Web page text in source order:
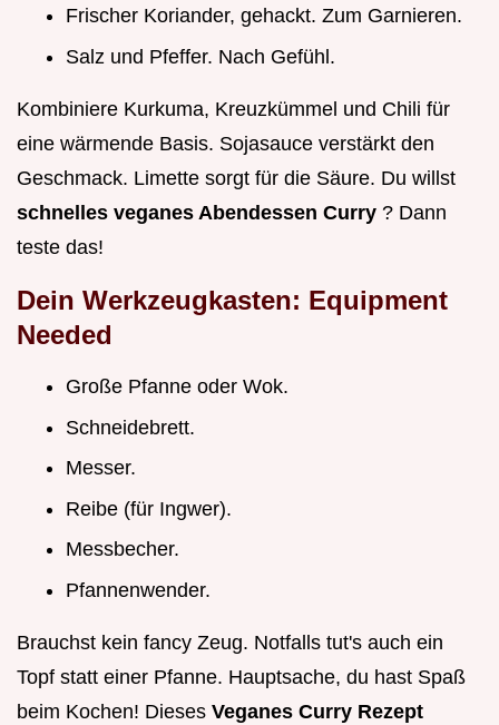
Frischer Koriander, gehackt. Zum Garnieren.
Salz und Pfeffer. Nach Gefühl.
Kombiniere Kurkuma, Kreuzkümmel und Chili für
eine wärmende Basis. Sojasauce verstärkt den
Geschmack. Limette sorgt für die Säure. Du willst
schnelles veganes Abendessen Curry ? Dann
teste das!
Dein Werkzeugkasten: Equipment
Needed
Große Pfanne oder Wok.
Schneidebrett.
Messer.
Reibe (für Ingwer).
Messbecher.
Pfannenwender.
Brauchst kein fancy Zeug. Notfalls tut's auch ein
Topf statt einer Pfanne. Hauptsache, du hast Spaß
beim Kochen! Dieses Veganes Curry Rezept